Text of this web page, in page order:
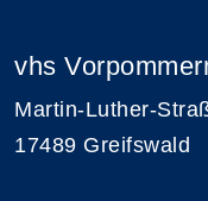
vhs
Martin-Luther-
17489 Greifswald